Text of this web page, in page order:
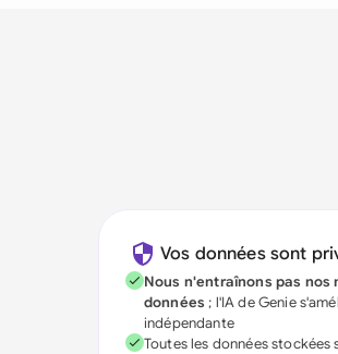
Vos données sont
Nous n'entraînons pas nos
données ; l'IA de Genie
indépendante
Toutes les données stockées